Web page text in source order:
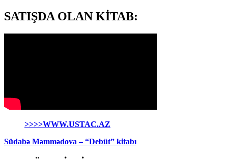
SATIŞDA OLAN KİTAB:
>>>>WWW.USTAC.AZ
Südabə Məmmədova – “Debüt” kitabı